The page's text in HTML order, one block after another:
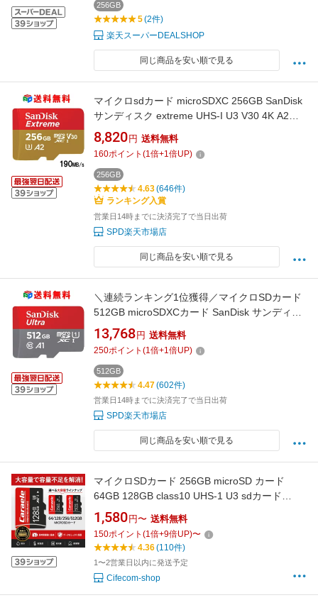
256GB
5(2件)
楽天スーパーDEALSHOP
同じ商品を安い順で見る
マイクロsdカード microSDXC 256GB SanDisk
サンディスク extreme UHS-I U3 V30 4K A2対
応 Class10 R:190MB/s W:130MB/s Nintendo
Switch動作確認済 高耐久 海外パッケージ 送料
無料 SDSQXAV-256G-GN6MN
8,820 円 送料無料
160ポイント (1倍+1倍UP)
256GB
4.63(646件)
ランキング入賞
営業日14時までに決済完了で当日出荷
SPD楽天市場店
同じ商品を安い順で見る
＼連続ランキング1位獲得／マイクロSDカード
512GB microSDXCカード SanDisk サンディス
ク microsdカード UHS-I R:150MB/s FULL HD
アプリ最適化Rated A1対応 Nintendo Switch動
作確認済 海外パッケージ送料無料 SDSQUAC-
512G-GN6MN
13,768 円 送料無料
250ポイント (1倍+1倍UP)
512GB
4.47(602件)
営業日14時までに決済完了で当日出荷
SPD楽天市場店
同じ商品を安い順で見る
マイクロSDカード 256GB microSD カード
64GB 128GB class10 UHS-1 U3 sdカード
512GB 最大読込100MB/s Nintendo Switch 動作
確認済 クラス10 スマホsd カード大容量 無料の
USB3.0カードリーダー
1,580 円〜 送料無料
150ポイント (1倍+9倍UP)〜
4.36(110件)
1〜2営業日以内に発送予定
Cifecom-shop